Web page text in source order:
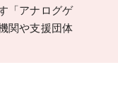
「アナログゲ
関や支援団体